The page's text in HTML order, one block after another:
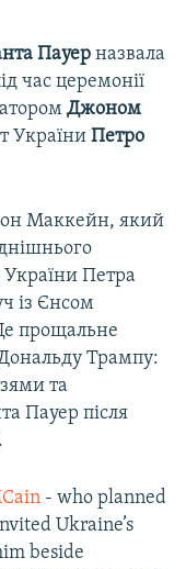
Пауер назвала
час церемонії
Джоном
України Петро
Маккейн, який
Петра
із Єнсом
прощальне
Трампу:
та
Пауер після
- who planned
Ukraine’s
beside